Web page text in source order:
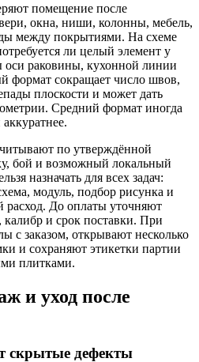
помещение после
окна, ниши, колонны, мебель,
между покрытиями. На схеме
ли целый элемент у
раковины, кухонной линии
формат сокращает число швов,
плоскости и может дать
Средний формат иногда
по утверждённой
бой и возможный локальный
назначать для всех задач:
модуль, подбор рисунка и
расход. До оплаты уточняют
и срок поставки. При
с заказом, открывают несколько
и сохраняют этикетки партии
плитками.
и уход после
скрытые дефекты